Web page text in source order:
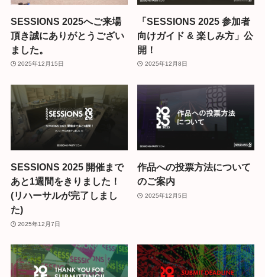
SESSIONS 2025へご来場
頂き誠にありがとうござい
ました。
2025年12月15日
「SESSIONS 2025 参加者
向けガイド & 楽しみ方」公
開！
2025年12月8日
SESSIONS 2025 開催まで
あと1週間をきりました！
(リハーサルが完了しまし
た)
2025年12月7日
作品への投票方法について
のご案内
2025年12月5日